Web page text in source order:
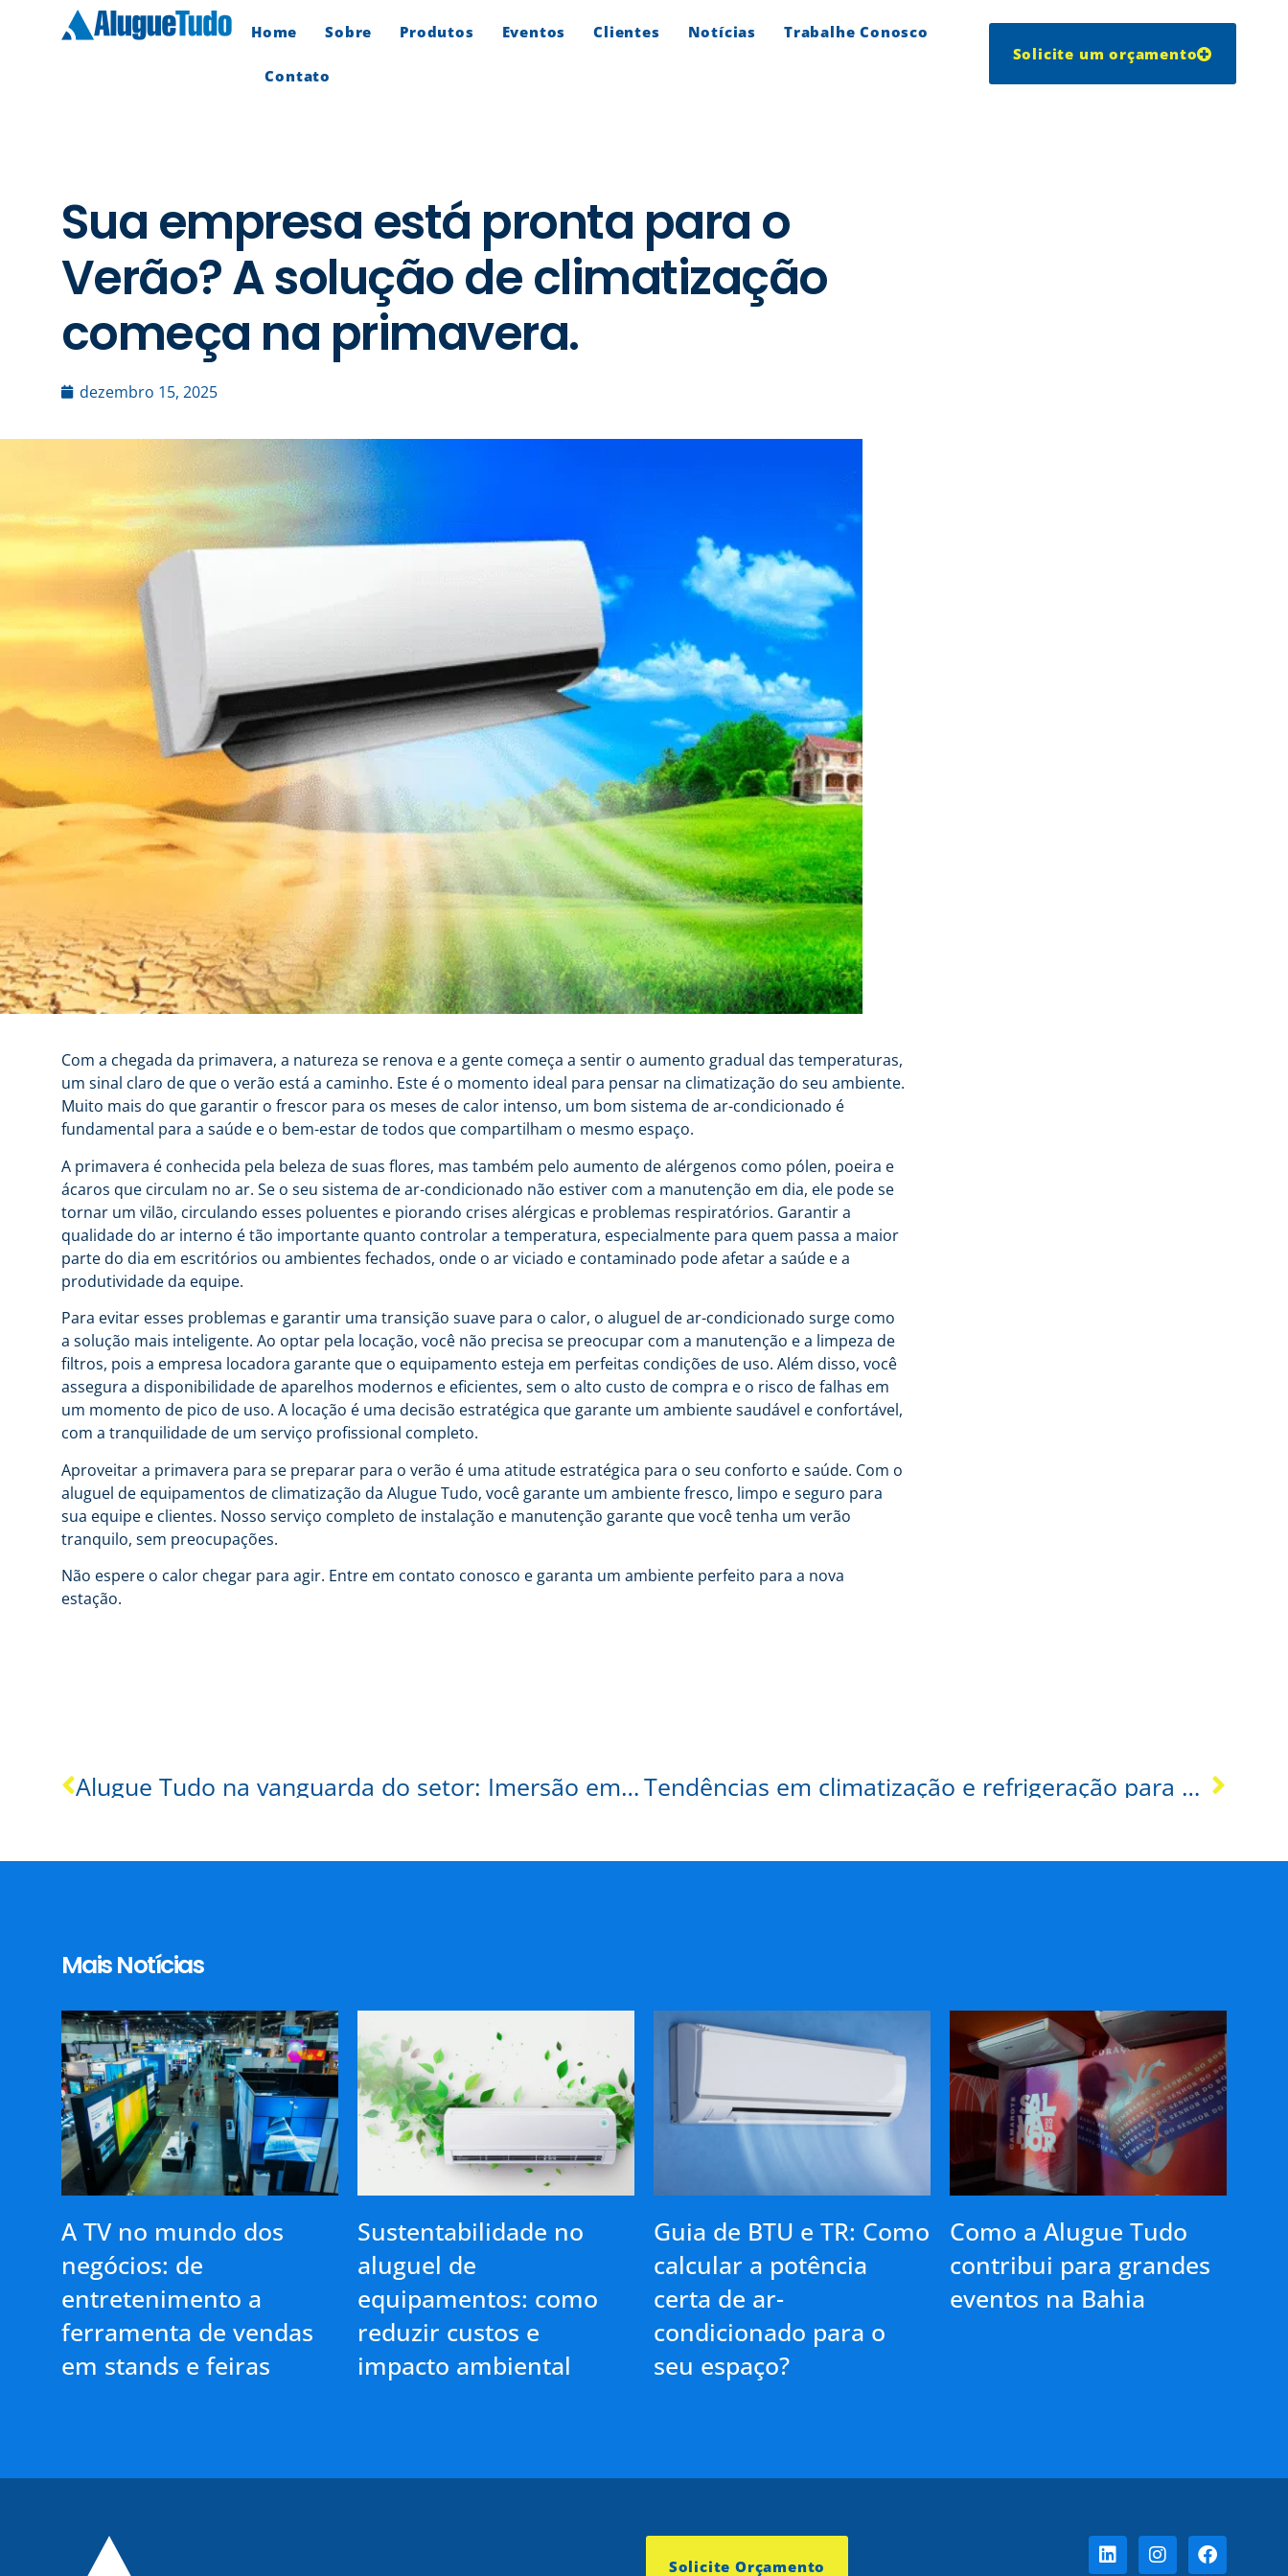
Home Sobre Produtos Eventos Clientes Notícias Trabalhe Conosco
Contato
Solicite um orçamento
Sua empresa está pronta para o
Verão? A solução de climatização
começa na primavera.
dezembro 15, 2025
Com a chegada da primavera, a natureza se renova e a gente começa a sentir o aumento gradual das temperaturas,
um sinal claro de que o verão está a caminho. Este é o momento ideal para pensar na climatização do seu ambiente.
Muito mais do que garantir o frescor para os meses de calor intenso, um bom sistema de ar-condicionado é
fundamental para a saúde e o bem-estar de todos que compartilham o mesmo espaço.
A primavera é conhecida pela beleza de suas flores, mas também pelo aumento de alérgenos como pólen, poeira e
ácaros que circulam no ar. Se o seu sistema de ar-condicionado não estiver com a manutenção em dia, ele pode se
tornar um vilão, circulando esses poluentes e piorando crises alérgicas e problemas respiratórios. Garantir a
qualidade do ar interno é tão importante quanto controlar a temperatura, especialmente para quem passa a maior
parte do dia em escritórios ou ambientes fechados, onde o ar viciado e contaminado pode afetar a saúde e a
produtividade da equipe.
Para evitar esses problemas e garantir uma transição suave para o calor, o aluguel de ar-condicionado surge como
a solução mais inteligente. Ao optar pela locação, você não precisa se preocupar com a manutenção e a limpeza de
filtros, pois a empresa locadora garante que o equipamento esteja em perfeitas condições de uso. Além disso, você
assegura a disponibilidade de aparelhos modernos e eficientes, sem o alto custo de compra e o risco de falhas em
um momento de pico de uso. A locação é uma decisão estratégica que garante um ambiente saudável e confortável,
com a tranquilidade de um serviço profissional completo.
Aproveitar a primavera para se preparar para o verão é uma atitude estratégica para o seu conforto e saúde. Com o
aluguel de equipamentos de climatização da Alugue Tudo, você garante um ambiente fresco, limpo e seguro para
sua equipe e clientes. Nosso serviço completo de instalação e manutenção garante que você tenha um verão
tranquilo, sem preocupações.
Não espere o calor chegar para agir. Entre em contato conosco e garanta um ambiente perfeito para a nova
estação.
Alugue Tudo na vanguarda do setor: Imersão em tendências na FEBRAVA e Midea Carrier. Tendências em climatização e refrigeração para eventos em 2026: Prepare-se para o futuro
Mais Notícias
A TV no mundo dos
negócios: de
entretenimento a
ferramenta de vendas
em stands e feiras
Sustentabilidade no
aluguel de
equipamentos: como
reduzir custos e
impacto ambiental
Guia de BTU e TR: Como
calcular a potência
certa de ar-
condicionado para o
seu espaço?
Como a Alugue Tudo
contribui para grandes
eventos na Bahia
Solicite Orçamento